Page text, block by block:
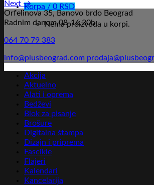
Korpa / 0 RSD
Nema proizvoda u korpi.
Next →
Orfelinova 35, Banovo brdo Beograd
Radnim danom 08-16,30h
064 70 79 383
info@plusbeograd.com
Akcija
Aktuelno
Alati i oprema
Bedževi
Blok za pisanje
Brošure
Digitalna štampa
Dizajn i priprema
Fascikle
Flajeri
Kalendari
Kancelarija